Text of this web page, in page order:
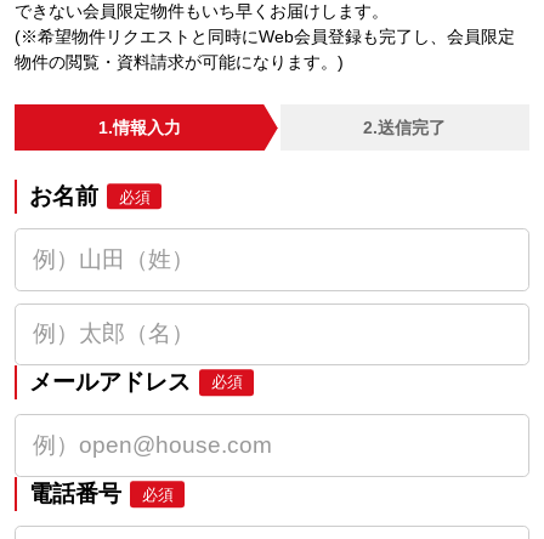
できない会員限定物件もいち早くお届けします。
(※希望物件リクエストと同時にWeb会員登録も完了し、会員限定
物件の閲覧・資料請求が可能になります。)
1.情報入力 2.送信完了
お名前 必須
メールアドレス 必須
電話番号 必須